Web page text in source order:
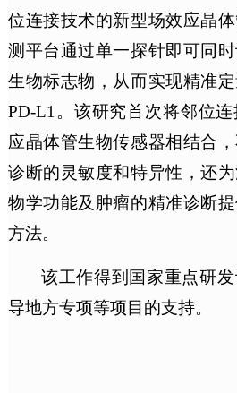
位连接技术的新型场效应晶
测平台通过单一探针即可同
生物标志物，从而实现精准
PD-L1。 该研究首次将邻位
应晶体管生物传感器相结合
诊断的灵敏度和特异性，还
物学功能及肿瘤的精准诊断
方法。
该工作得到国家重点研发
导地方专项等项目的支持。